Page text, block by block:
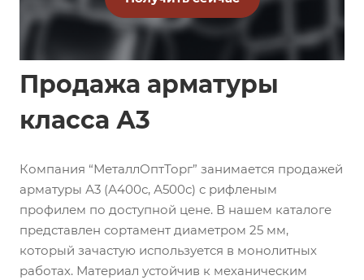
Продажа арматуры
класса А3
Компания “МеталлОптТорг” занимается продажей
арматуры А3 (А400с, А500с) с рифленым
профилем по доступной цене. В нашем каталоге
представлен сортамент диаметром 25 мм,
который зачастую используется в монолитных
работах. Материал устойчив к механическим